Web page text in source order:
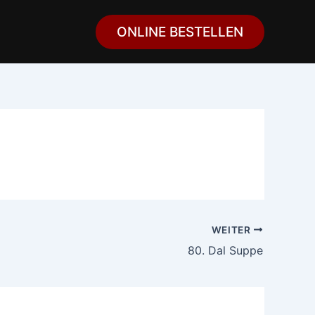
ONLINE BESTELLEN
WEITER
80. Dal Suppe